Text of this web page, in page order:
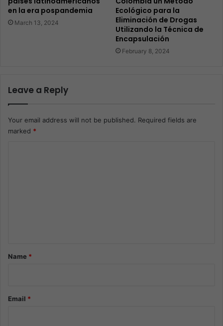
en la era pospandemia
March 13, 2024
Ecológico para la
Eliminación de Drogas
Utilizando la Técnica de
Encapsulación
February 8, 2024
Leave a Reply
Your email address will not be published. Required fields are
marked *
*Name *
Email *